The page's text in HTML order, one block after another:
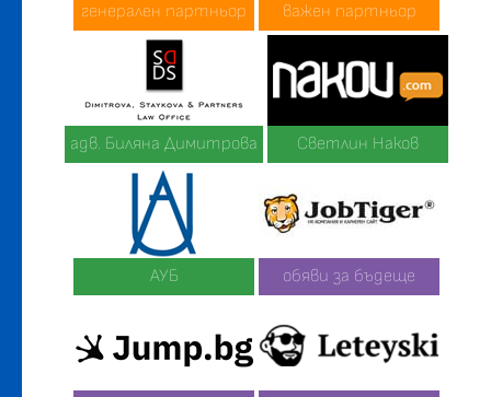
генерален партньор важен партньор
адв. Биляна Димитрова Светлин Наков
АУБ обяви за бъдеще